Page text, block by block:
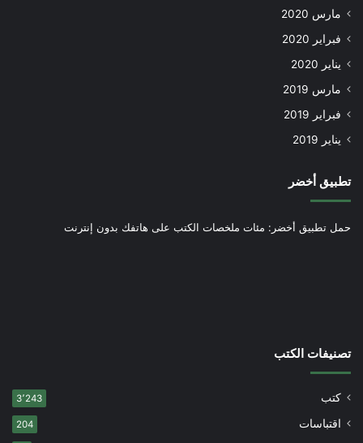
مارس 2020
فبراير 2020
يناير 2020
مارس 2019
فبراير 2019
يناير 2019
تطبيق أخضر
حمل تطبيق أخضر: مئات ملخصات الكتب على هاتفك بدون إنترنت
تصنيفات الكتب
كتب 3٬243
اقتباسات 204